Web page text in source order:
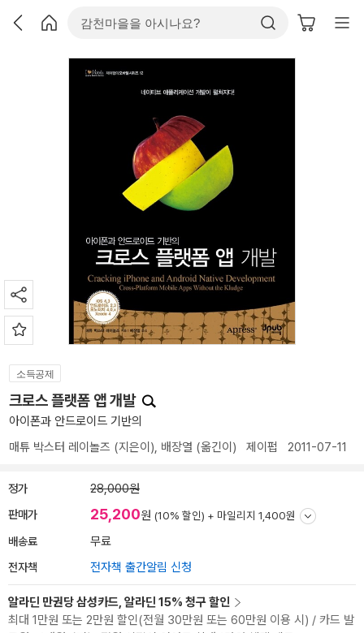
소득공제
크로스 플랫폼 앱 개발
아이폰과 안드로이드 기반의
매튜 박스터 레이놀즈 (지은이), 배장열 (옮긴이) 제이펍 2011-07-11
정가 28,000원
판매가 25,200원 (10% 할인) + 마일리지 1,400원
배송료 무료
전자책 전자책 출간알림 신청
알라딘 만권당 삼성카드, 알라딘 15% 청구 할인
최대 1만원 또는 2만원 할인(전월 30만원 또는 60만원 이용 시) / 카드 발